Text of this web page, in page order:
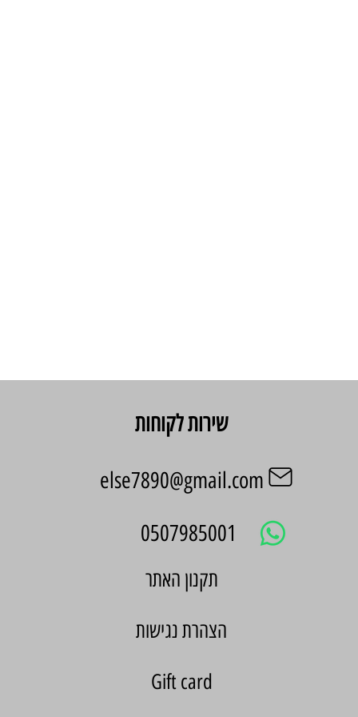
שירות לקוחות
else7890@gmail.com
0507985001
הצהרת נגישות
Gift card